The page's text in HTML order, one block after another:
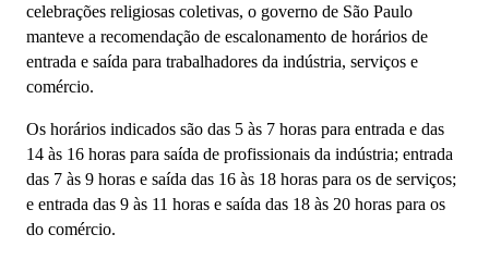
celebrações religiosas coletivas, o governo de São Paulo
manteve a recomendação de escalonamento de horários de
entrada e saída para trabalhadores da indústria, serviços e
comércio.
Os horários indicados são das 5 às 7 horas para entrada e das
14 às 16 horas para saída de profissionais da indústria; entrada
das 7 às 9 horas e saída das 16 às 18 horas para os de serviços;
e entrada das 9 às 11 horas e saída das 18 às 20 horas para os
do comércio.